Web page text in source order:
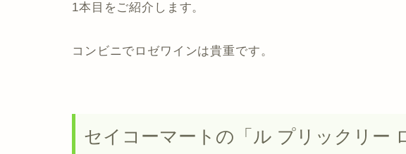
1本目をご紹介します。
コンビニでロゼワインは貴重です。
セイコーマートの「ル プリックリー